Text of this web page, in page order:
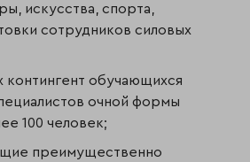
искусства, спорта,
сотрудников силовых
контингент обучающихся
очной формы
100 человек;
преимущественно